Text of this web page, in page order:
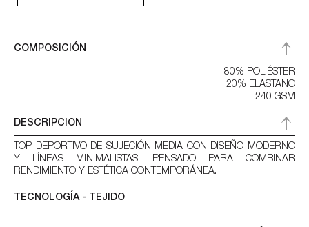
COMPOSICIÓN
80% POLIÉSTER
20% ELASTANO
240 GSM
DESCRIPCION
TOP DEPORTIVO DE SUJECIÓN MEDIA CON DISEÑO MODERNO
Y LÍNEAS MINIMALISTAS, PENSADO PARA COMBINAR
RENDIMIENTO Y ESTÉTICA CONTEMPORÁNEA.
TECNOLOGÍA - TEJIDO